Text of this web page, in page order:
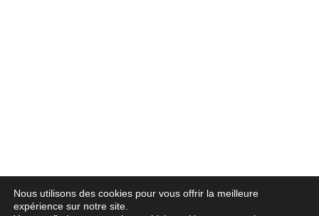
Nous utilisons des cookies pour vous offrir la meilleure
expérience sur notre site.